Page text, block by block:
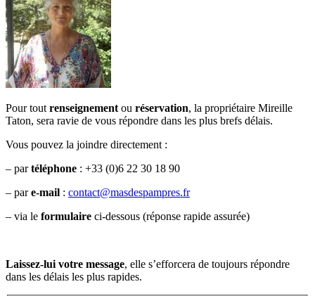
Pour tout renseignement ou réservation, la propriétaire Mireille
Taton, sera ravie de vous répondre dans les plus brefs délais.
Vous pouvez la joindre directement :
– partéléphone : +33 (0)6 22 30 18 90
– pare-mail : contact@masdespampres.fr
– via le formulaire ci-dessous (réponse rapide assurée)
Laissez-lui votre message, elle s’efforcera de toujours répondre
dans les délais les plus rapides.